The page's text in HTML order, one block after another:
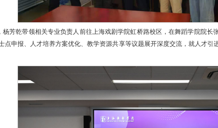
杨芳乾带领相关专业负责人 前往上海戏剧学院虹桥路校区，在舞蹈学院院长
点申报、人才培养方案优化、教学资源共享等议题展开深度交流，就人才